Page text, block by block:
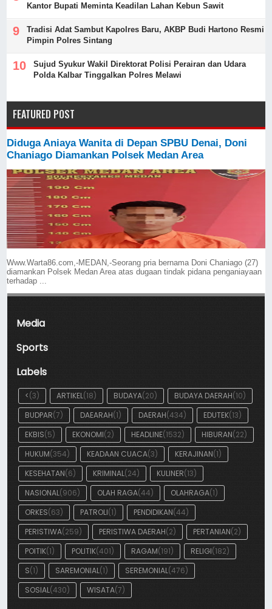
Kantor Bupati Meminta Keadilan Lahan Kebun Sawit
Tradisi Adat Sambut Kapolres Baru, AKBP Budi Hartono Resmi
Pimpin Polres Sintang
Sujud Syukur Wakil Direktorat Polisi Perairan dan Udara
Polda Kalbar Tinggalkan Polres Melawi
FEATURED POST
Diduga Aniaya Wanita di Depan SPBU Denai, Doni
Chaniago Diamankan Polsek Medan Area
Www.Warta86.com,-MEDAN,-Seorang pria bernama Doni Chaniago (27)
diamankan Polsek Medan Area atas dugaan tindak pidana penganiayaan
terhadap ...
Media
Sports
Labels
<(3) ARTIKEL(18) BUDAYA(20) BUDAYA DAERAH(10)
BUDPAR(7) DAEARAH(1) DAERAH(434) EDUTEK(13)
EKBIS(5) EKONOMI(2) HEADLINE(1532) HIBURAN(22)
HUKUM(354) KEADAAN CUACA(3) KERAJINAN(1)
KESEHATAN(6) KRIMINAL(24) KULINER(13)
NASIONAL(906) OLAH RAGA(44) OLAHRAGA(1)
ORKES(63) PATROLI(1) PENDIDIKAN(44)
PERISTIWA(259) PERISTIWA DAERAH(2) PERTANIAN(2)
POITIK(1) POLITIK(401) RAGAM(191) RELIGI(182)
S(1) SAREMONIAL(1) SEREMONIAL(476)
SOSIAL(430) WISATA(7)